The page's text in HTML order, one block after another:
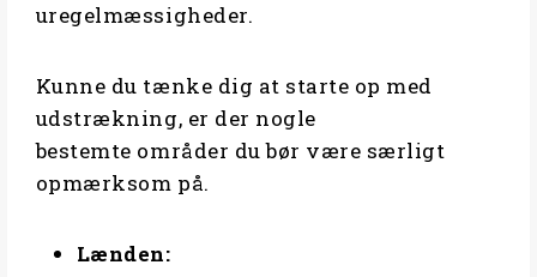
uregelmæssigheder.
Kunne du tænke dig at starte op med
udstrækning, er der nogle
bestemte områder du bør være særligt
opmærksom på.
Lænden: